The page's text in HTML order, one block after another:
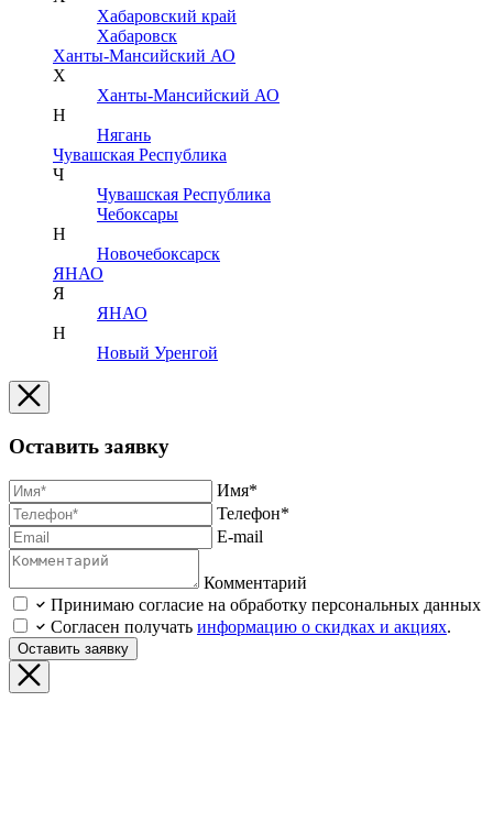
Хабаровский край
Хабаровск
Ханты-Мансийский АО
Х
Ханты-Мансийский АО
Н
Нягань
Чувашская Республика
Ч
Чувашская Республика
Чебоксары
Н
Новочебоксарск
ЯНАО
Я
ЯНАО
Н
Новый Уренгой
Оставить заявку
Имя*
Телефон*
E-mail
Комментарий
Принимаю согласие на обработку персональных данных
Согласен получать информацию о скидках и акциях.
Оставить заявку